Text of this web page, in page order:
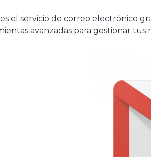
el servicio de correo electrónico
avanzadas para gestionar tus